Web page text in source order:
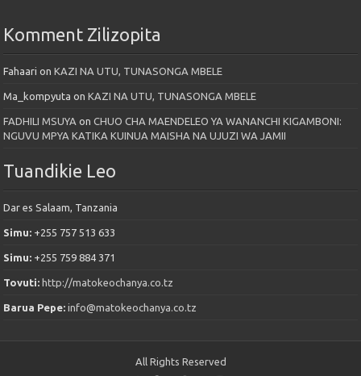
Komment Zilizopita
Fahaari onKAZI NA UTU, TUNASONGA MBELE
Ma_kompyuta onKAZI NA UTU, TUNASONGA MBELE
FADHILI MSUYA onCHUO CHA MAENDELEO YA WANANCHI KIGAMBONI:
NGUVU MPYA KATIKA KUINUA MAISHA NA UJUZI WA JAMII
Tuandikie Leo
Dar es Salaam, Tanzania
Simu: +255 757 513 633
Simu: +255 759 884 371
Tovuti:http://matokeochanya.co.tz
Barua Pepe:info@matokeochanya.co.tz
All Rights Reserved